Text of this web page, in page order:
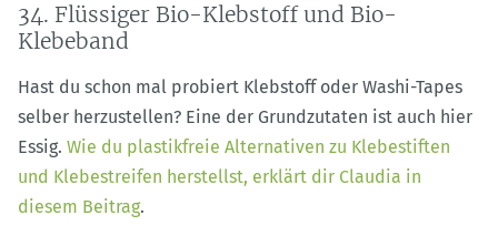
34. Flüssiger Bio-Klebstoff und Bio-
Klebeband
Hast du schon mal probiert Klebstoff oder Washi-Tapes
selber herzustellen? Eine der Grundzutaten ist auch hier
Essig. Wie du plastikfreie Alternativen zu Klebestiften
und Klebestreifen herstellst, erklärt dir Claudia in
diesem Beitrag.